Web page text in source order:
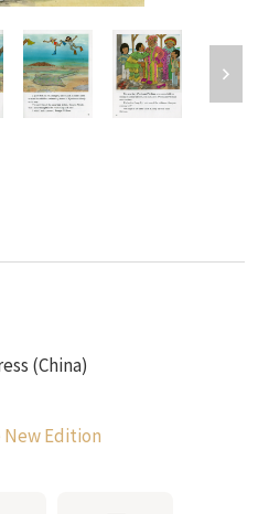
(China)
Edition